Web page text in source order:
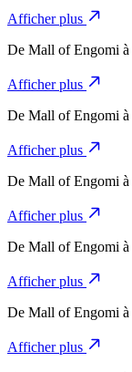
Afficher plus
De Mall of Engomi à
Afficher plus
De Mall of Engomi à
Afficher plus
De Mall of Engomi à
Afficher plus
De Mall of Engomi à
Afficher plus
De Mall of Engomi à
Afficher plus